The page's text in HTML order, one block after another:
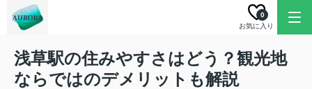
お気に入り
0
浅草駅の住みやすさはどう？観光地
ならではのデメリットも解説